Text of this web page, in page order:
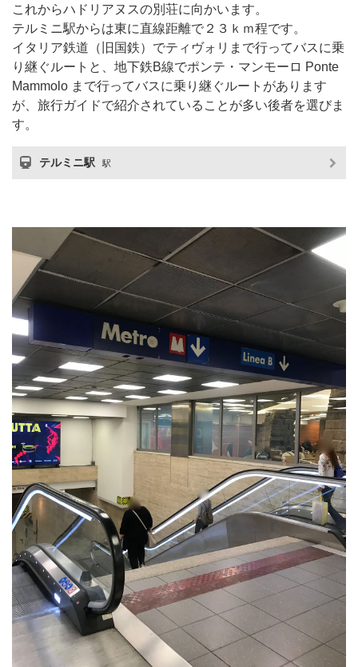
これからハドリアヌスの別荘に向かいます。
テルミニ駅からは東に直線距離で２３ｋｍ程です。
イタリア鉄道（旧国鉄）でティヴォリまで行ってバスに乗
り継ぐルートと、地下鉄B線でポンテ・マンモーロ Ponte
Mammolo まで行ってバスに乗り継ぐルートがあります
が、旅行ガイドで紹介されていることが多い後者を選びま
す。
テルミニ駅 駅